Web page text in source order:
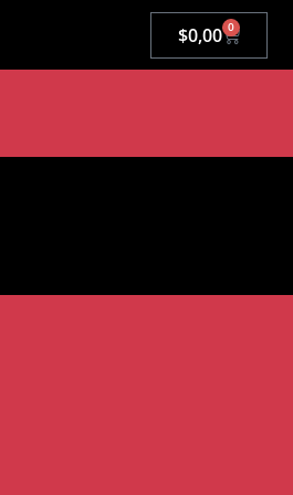
$0,00 0